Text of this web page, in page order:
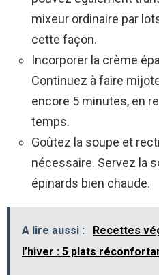
mixeur ordinaire par
cette façon.
Incorporer la crème
Continuez à faire
encore 5 minutes, en
temps.
Goûtez la soupe et
nécessaire. Servez la
épinards bien chaude.
A lire aussi :
Recettes
l’hiver : 5 plats